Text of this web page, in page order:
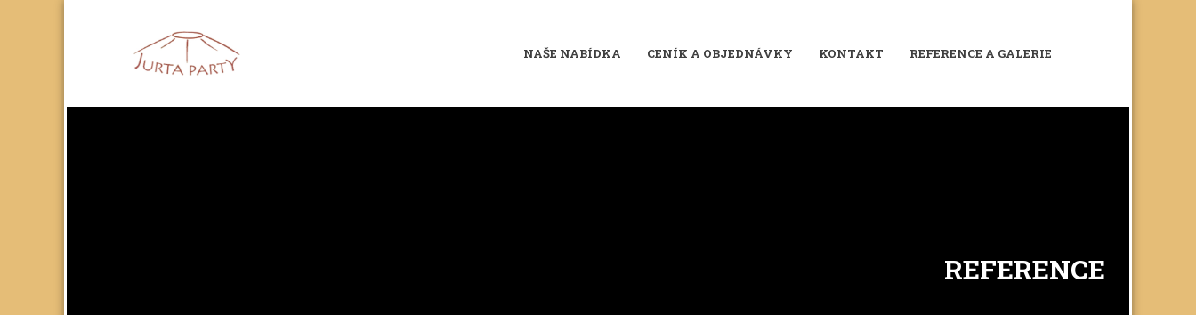
NAŠE NABÍDKA CENÍK A OBJEDNÁVKY KONTAKT REFERENCE A GALERIE
REFERENCE